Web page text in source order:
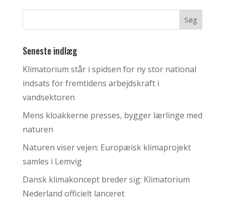
Seneste indlæg
Klimatorium står i spidsen for ny stor national
indsats for fremtidens arbejdskraft i
vandsektoren
Mens kloakkerne presses, bygger lærlinge med
naturen
Naturen viser vejen: Europæisk klimaprojekt
samles i Lemvig
Dansk klimakoncept breder sig: Klimatorium
Nederland officielt lanceret